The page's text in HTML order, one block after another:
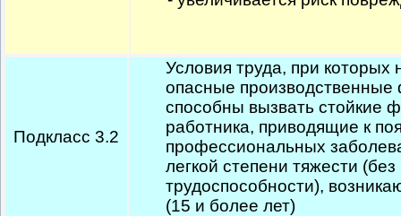
Подкласс 3.2
Условия труда, при
опасные производственные
способны вызвать стойкие
работника, приводящие к
профессиональных
легкой степени тяжести
трудоспособности),
(15 и более лет)